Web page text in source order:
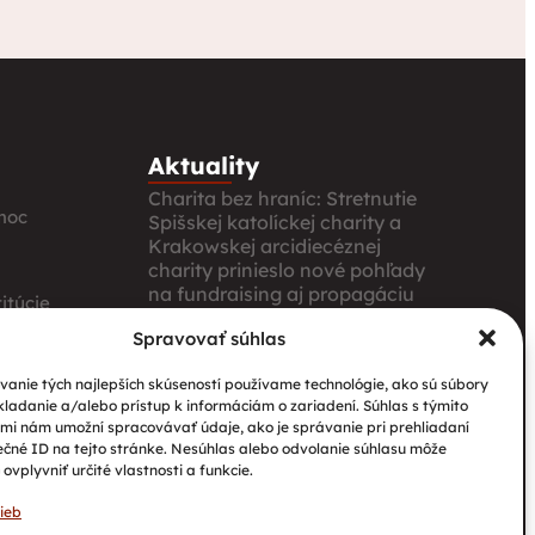
Spravovať súhlas
tých najlepších skúseností používame technológie, ako sú súbory
a/alebo prístup k informáciám o zariadení. Súhlas s týmito
nám umožní spracovávať údaje, ako je správanie pri prehliadaní
ID na tejto stránke. Nesúhlas alebo odvolanie súhlasu môže
určité vlastnosti a funkcie.
Aktuality
Charita bez hraníc: Stretnutie
Spišskej katolíckej charity a
Krakowskej arcidiecéznej
charity prinieslo nové pohľady
na fundraising aj propagáciu
Nové petangové ihrisko
prináša seniorom radosť,
pohyb a komunitu
Národný projekt „Integrácia
štátnych príslušníkov tretích
krajín vrátane migrantov“